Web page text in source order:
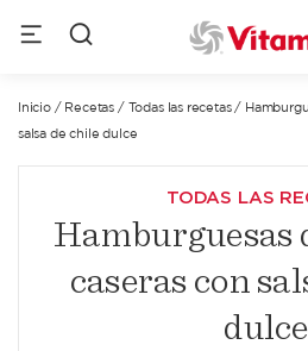
Inicio/ Recetas / Todas las recetas/
salsa de chile dulce
TODAS LAS
Hamburguesas
caseras con
dulce